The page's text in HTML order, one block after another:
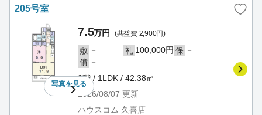
205号室
写真を見る
7.5万円 (共益費 2,900円)
敷 － 礼 100,000円 保 －
償 －
2階 / 1LDK / 42.38㎡
2026/08/07 更新
ハウスコム 久喜店